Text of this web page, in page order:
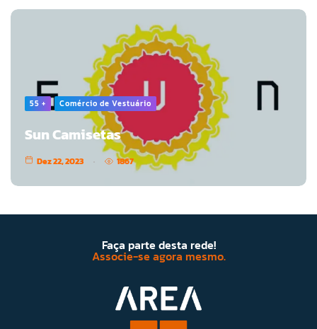
55 + Comércio de Vestuário
Sun Camisetas
Dez 22, 2023 1867
Faça parte desta rede!
Associe-se agora mesmo.